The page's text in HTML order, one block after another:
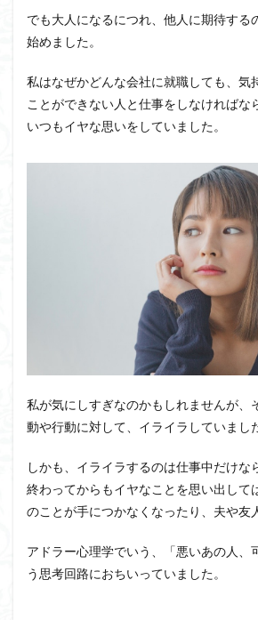
でも大人になるにつれ、他人に期待する
始めました。
私はなぜかどんな会社に就職しても、気
ことができない人と仕事をしなければな
いつもイヤな思いをしていました。
私が気にしすぎなのかもしれませんが、
動や行動に対して、イライラしていまし
しかも、イライラするのは仕事中だけな
終わってからもイヤなことを思い出して
のことが手につかなくなったり、夫や友
アドラー心理学でいう、「悪いあの人、
う思考回路におちいっていました。